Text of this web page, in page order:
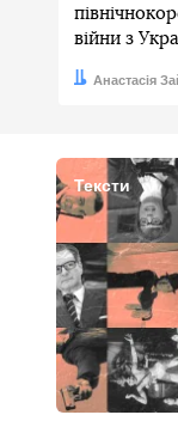
війни з
Автор:Анастасія
Дата:
Тексти